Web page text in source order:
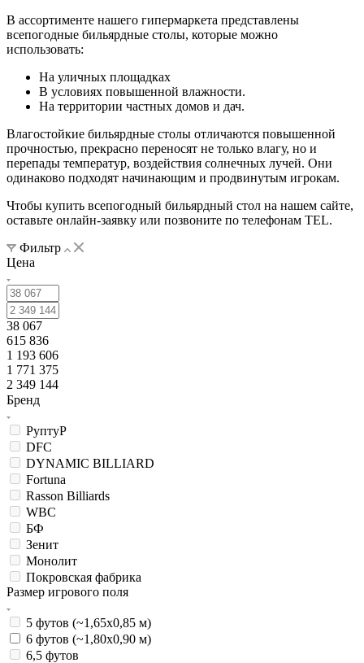
В ассортименте нашего гипермаркета представлены
всепогодные бильярдные столы, которые можно
использовать:
На уличных площадках
В условиях повышенной влажности.
На территории частных домов и дач.
Влагостойкие бильярдные столы отличаются повышенной
прочностью, прекрасно переносят не только влагу, но и
перепады температур, воздействия солнечных лучей. Они
одинаково подходят начинающим и продвинутым игрокам.
Чтобы купить всепогодный бильярдный стол на нашем сайте,
оставьте онлайн-заявку или позвоните по телефонам TEL.
Фильтр
Цена
38 067
615 836
1 193 606
1 771 375
2 349 144
Бренд
РуптуР
DFC
DYNAMIC BILLIARD
Fortuna
Rasson Billiards
WBC
БФ
Зенит
Монолит
Покровская фабрика
Размер игрового поля
5 футов (~1,65х0,85 м)
6 футов (~1,80х0,90 м)
6,5 футов